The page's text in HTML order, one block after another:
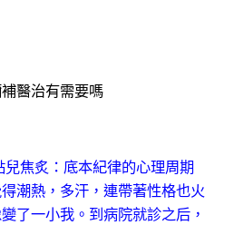
醫治有需要嗎
焦炙：底本紀律的心理周期
潮熱，多汗，連帶著性格也火
了一小我。到病院就診之后，